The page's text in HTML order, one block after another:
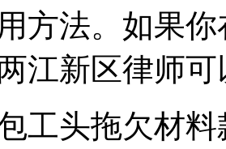
方法。如果
江新区律师
工头拖欠材